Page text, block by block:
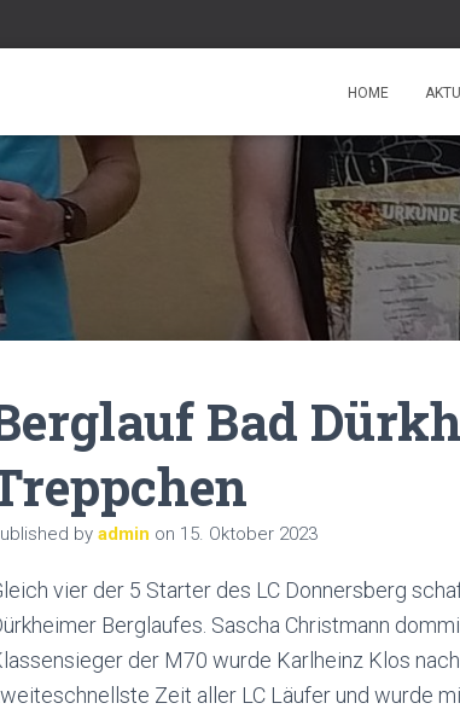
HOME
Bad
by admin on 15. Oktober 2023
vier der 5 Starter des LC Donnersberg
Berglaufes. Sascha Christmann
der M70 wurde Karlheinz Klos
Zeit aller LC Läufer und wurde